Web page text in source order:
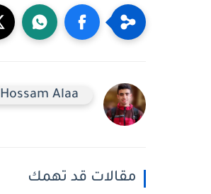
Hossam Alaa
مقالات قد تهمك